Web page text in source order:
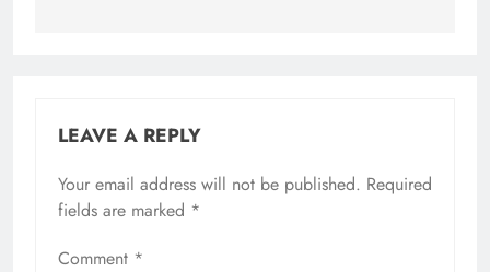
LEAVE A REPLY
Your email address will not be published. Required
fields are marked *
Comment *